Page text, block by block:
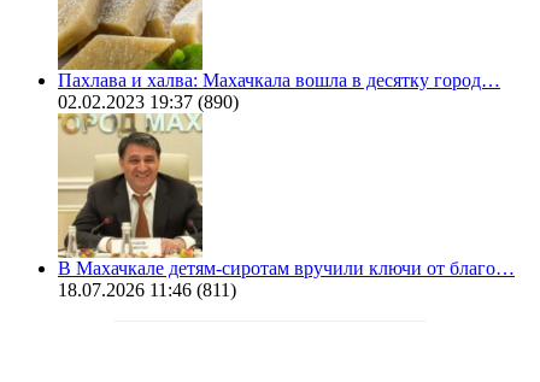
Пахлава и халва: Махачкала вошла в десятку город…
02.02.2023 19:37 (890)
В Махачкале детям-сиротам вручили ключи от благо…
18.07.2026 11:46 (811)